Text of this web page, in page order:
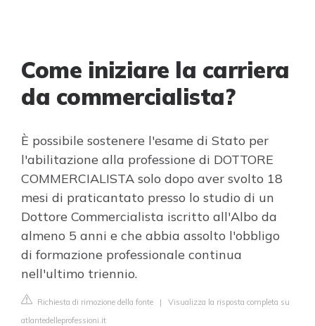
Come iniziare la carriera
da commercialista?
È possibile sostenere l'esame di Stato per
l'abilitazione alla professione di DOTTORE
COMMERCIALISTA solo dopo aver svolto 18
mesi di praticantato presso lo studio di un
Dottore Commercialista iscritto all'Albo da
almeno 5 anni e che abbia assolto l'obbligo
di formazione professionale continua
nell'ultimo triennio.
Richiesta di rimozione della fonte | Visualizza la risposta completa su
atlantedelleprofessioni.it